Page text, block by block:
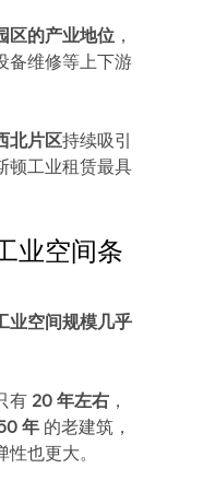
区的产业地位，
备维修等上下游
北片区持续吸引
顿工业租赁最具
业空间条
业空间规模几乎
有 20 年左右，
年 的老建筑，
也更大。